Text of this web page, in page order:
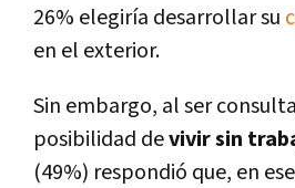
26% elegirí­a desarrollar su
en el exterior.
Sin embargo, al ser
posibilidad devivir sin
(49%) respondió que, en